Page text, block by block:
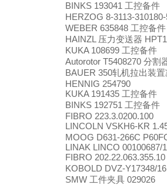
BINKS 193041 工控备件
HERZOG 8-3113-
WEBER 635848 工控备件
HAINZL 压力变送器
KUKA 108699 工控备件
Autorotor T5408270 分割
BAUER 350轧机拉出装
HENNIG 254790
KUKA 191435 工控备件
BINKS 192751 工控备件
FIBRO 223.3.0200.100
LINCOLN VSKH6-KR
MOOG D631-266C
LINAK LINCO 00100687/
FIBRO 202.22.063.355.10
KOBOLD DVZ-Y17348/
SMW 工件夹具 029026